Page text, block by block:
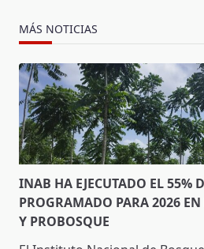
MÁS NOTICIAS
INAB HA EJECUTADO EL 55%
PROGRAMADO PARA 2026
Y PROBOSQUE